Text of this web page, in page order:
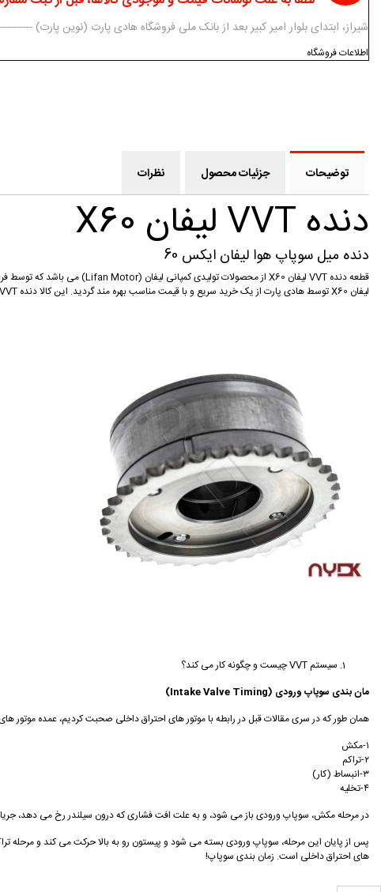
شیراز، ابتدای بلوار امیر کبیر بعد از بانک ملی فروشگاه هادی پارت (نوین پارت) ------------ 07138312434-5 -
اطلاعات فروشگاه
توضیحات جزئیات محصول نظرات
دنده VVT لیفان X60
دنده میل سوپاپ هوا لیفان ایکس 60
لیفان X60 توسط هادی پارت از یک خرید سریع و با قیمت مناسب بهره مند گردید. این کالا دنده VVT لیفان X60 مناسب برای خودروی لیفان یکس 60 می باشد.
سیستم VVT چیست و چگونه کار می کند؟
مان بندی سوپاپ ورودی (Intake Valve Timing)
همان طور که در سری مقالات قبل در رابطه با موتور های احتراق داخلی صحبت کردیم، عمده موتور های احتراق داخلی، با چرخه ۴ زمانه کار می
۱-مکش
۲-تراکم
۳-انبساط (کار)
۴-تخلیه
در مرحله مکش، سوپاپ ورودی باز می شود، و به علت افت فشاری که درون سیلندر رخ می دهد،
های احتراق داخلی است. زمان بندی سوپاپ!